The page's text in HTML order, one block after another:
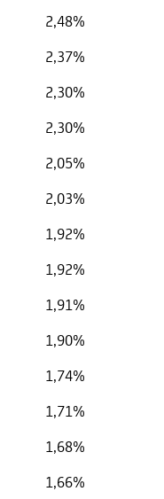
2,48%
2,37%
2,30%
2,30%
2,05%
2,03%
1,92%
1,92%
1,91%
1,90%
1,74%
1,71%
1,68%
1,66%